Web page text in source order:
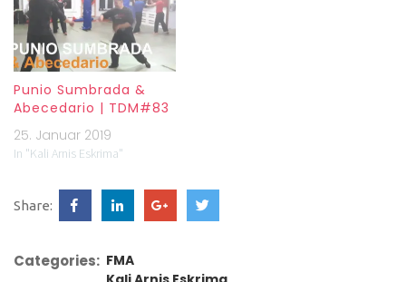
Punio Sumbrada &
Abecedario | TDM#83
25. Januar 2019
In "Kali Arnis Eskrima"
Share:
Categories: FMA